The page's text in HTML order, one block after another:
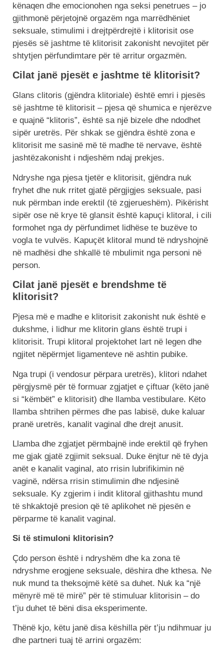
kënaqen dhe emocionohen nga seksi penetrues – jo
gjithmonë përjetojnë orgazëm nga marrëdhëniet
seksuale, stimulimi i drejtpërdrejtë i klitorisit ose
pjesës së jashtme të klitorisit zakonisht nevojitet për
shtytjen përfundimtare për të arritur orgazmën.
Cilat janë pjesët e jashtme të klitorisit?
Glans clitoris (gjëndra klitoriale) është emri i pjesës
së jashtme të klitorisit – pjesa që shumica e njerëzve
e quajnë “klitoris”, është sa një bizele dhe ndodhet
sipër uretrës. Për shkak se gjëndra është zona e
klitorisit me sasinë më të madhe të nervave, është
jashtëzakonisht i ndjeshëm ndaj prekjes.
Ndryshe nga pjesa tjetër e klitorisit, gjëndra nuk
fryhet dhe nuk rritet gjatë përgjigjes seksuale, pasi
nuk përmban inde erektil (të zgjerueshëm). Pikërisht
sipër ose në krye të glansit është kapuçi klitoral, i cili
formohet nga dy përfundimet lidhëse te buzëve to
vogla te vulvës. Kapuçët klitoral mund të ndryshojnë
në madhësi dhe shkallë të mbulimit nga personi në
person.
Cilat janë pjesët e brendshme të
klitorisit?
Pjesa më e madhe e klitorisit zakonisht nuk është e
dukshme, i lidhur me klitorin glans është trupi i
klitorisit. Trupi klitoral projektohet lart në legen dhe
ngjitet nëpërmjet ligamenteve në ashtin pubike.
Nga trupi (i vendosur përpara uretrës), klitori ndahet
përgjysmë për të formuar zgjatjet e çiftuar (këto janë
si “këmbët” e klitorisit) dhe llamba vestibulare. Këto
llamba shtrihen përmes dhe pas labisë, duke kaluar
pranë uretrës, kanalit vaginal dhe drejt anusit.
Llamba dhe zgjatjet përmbajnë inde erektil që fryhen
me gjak gjatë zgjimit seksual. Duke ënjtur në të dyja
anët e kanalit vaginal, ato rrisin lubrifikimin në
vaginë, ndërsa rrisin stimulimin dhe ndjesinë
seksuale. Ky zgjerim i indit klitoral gjithashtu mund
të shkaktojë presion që të aplikohet në pjesën e
përparme të kanalit vaginal.
Si të stimuloni klitorisin?
Çdo person është i ndryshëm dhe ka zona të
ndryshme erogjene seksuale, dëshira dhe kthesa. Ne
nuk mund ta theksojmë këtë sa duhet. Nuk ka “një
mënyrë më të mirë” për të stimuluar klitorisin – do
t’ju duhet të bëni disa eksperimente.
Thënë kjo, këtu janë disa këshilla për t’ju ndihmuar ju
dhe partneri tuaj të arrini orgazëm: